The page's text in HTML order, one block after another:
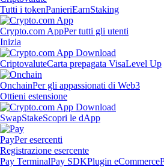
Tutti i tokenPanieriEarnStaking
Crypto.com AppPer tutti gli utenti
Inizia
CriptovaluteCarta prepagata VisaLevel Up
OnchainPer gli appassionati di Web3
Ottieni estensione
SwapStakeScopri le dApp
PayPer esercenti
Registrazione esercente
Pay TerminalPay SDKPlugin eCommerce